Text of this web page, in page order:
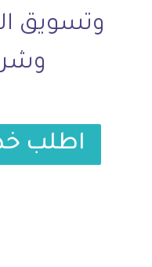
وتسويق
اطلب